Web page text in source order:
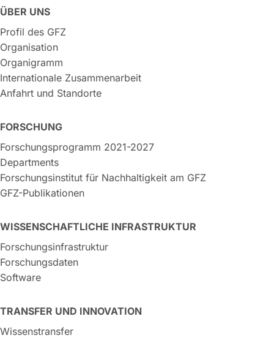
ÜBER UNS
Profil des GFZ
Organisation
Organigramm
Internationale Zusammenarbeit
Anfahrt und Standorte
FORSCHUNG
Forschungsprogramm 2021-2027
Departments
Forschungsinstitut für Nachhaltigkeit am GFZ
GFZ-Publikationen
WISSENSCHAFTLICHE INFRASTRUKTUR
Forschungsinfrastruktur
Forschungsdaten
Software
TRANSFER UND INNOVATION
Wissenstransfer